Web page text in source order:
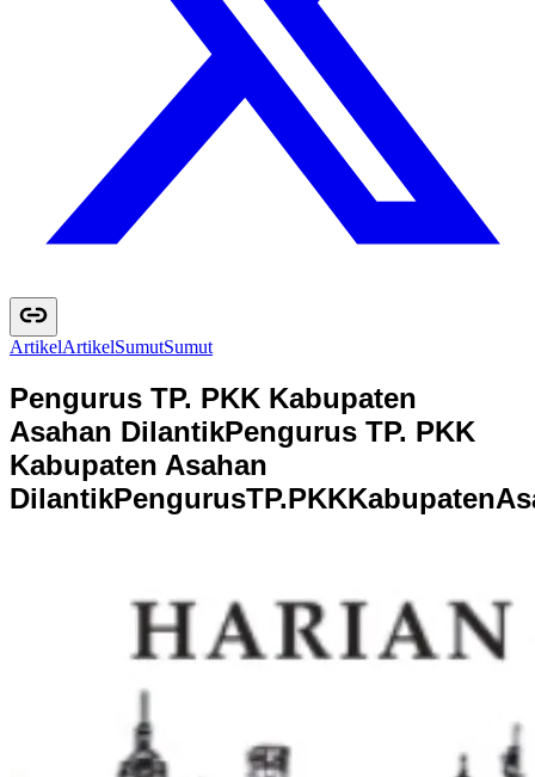
ArtikelArtikelSumutSumut
Pengurus TP. PKK Kabupaten
Asahan DilantikPengurus TP. PKK
Kabupaten Asahan
DilantikPengurusTP.PKKKabupatenAs